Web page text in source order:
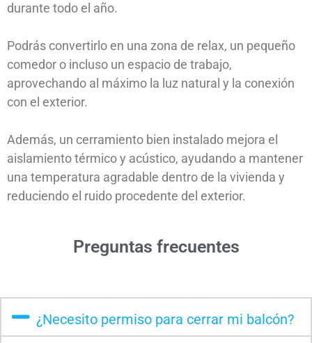
durante todo el año.
Podrás convertirlo en una zona de relax, un pequeño
comedor o incluso un espacio de trabajo,
aprovechando al máximo la luz natural y la conexión
con el exterior.
Además, un cerramiento bien instalado mejora el
aislamiento térmico y acústico, ayudando a mantener
una temperatura agradable dentro de la vivienda y
reduciendo el ruido procedente del exterior.
Preguntas frecuentes
¿Necesito permiso para cerrar mi balcón?